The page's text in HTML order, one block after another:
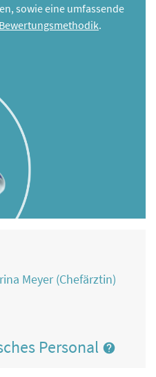
sowie eine umfassende
Bewertungsmethodik.
Meyer (Chefärztin)
Personal